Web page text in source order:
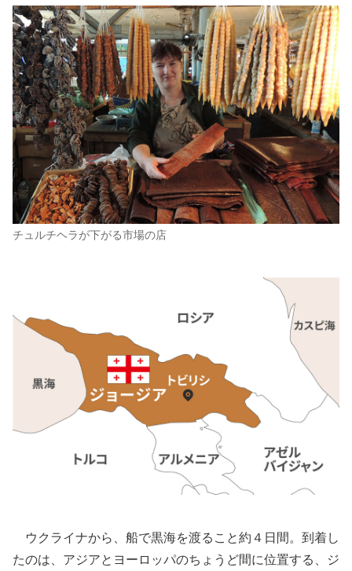
チュルチヘラが下がる市場の店
ウクライナから、船で黒海を渡ること約４日間。到着し
たのは、アジアとヨーロッパのちょうど間に位置する、ジ